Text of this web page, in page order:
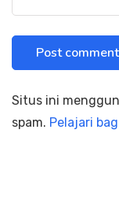
Situs ini
spam. Pelajari